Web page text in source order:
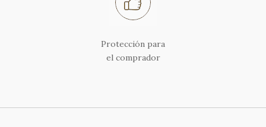
Protección para
el comprador